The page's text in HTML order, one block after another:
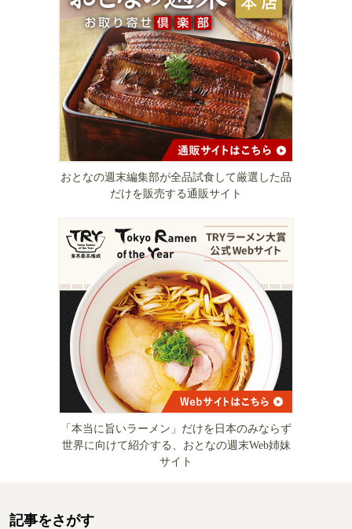
おとなの週末編集部が全品試食して厳選した品
だけを販売する通販サイト
「本当に旨いラーメン」だけを日本のみならず
世界に向けて紹介する、おとなの週末Web姉妹
サイト
記事をさがす